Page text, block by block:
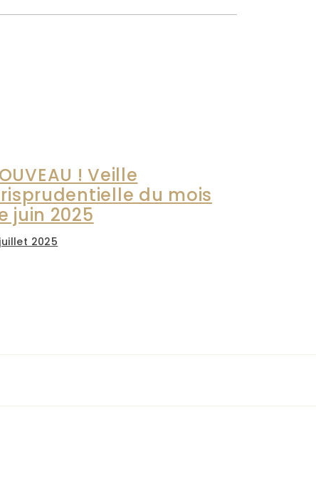
! Veille
du mois
juin 2025
2025